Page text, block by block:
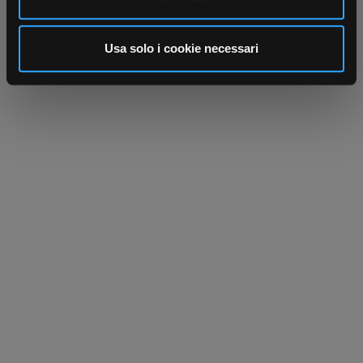
analizzare il nostro traffico. Condividiamo inoltre
informazioni sul modo in cui utilizza il nostro sito con i
nostri partner che si occupano di analisi dei dati web,
pubblicità e social media, i quali potrebbero combinarle
Usa solo i cookie necessari